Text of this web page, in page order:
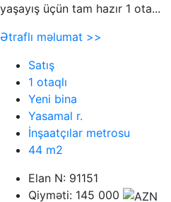
yaşayış üçün tam hazır 1 ota...
Ətraflı məlumat >>
Satış
1 otaqlı
Yeni bina
Yasamal r.
İnşaatçılar metrosu
44 m2
Elan N: 91151
Qiyməti: 145 000